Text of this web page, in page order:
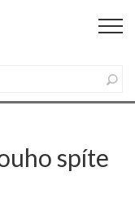
spíte